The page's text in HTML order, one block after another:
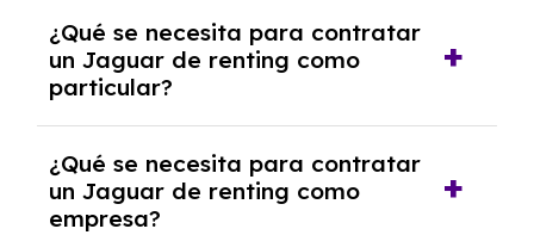
pero puede haber penalizaciones por
cancelación anticipada. Es importante revisar
las condiciones del contrato y hablar con un
experto que te asesore.
¿Qué se necesita para contratar
un Jaguar de renting como
particular?
y, en algunos casos, una consulta de solvencia
crediticia y un pago inicial.
¿Qué se necesita para contratar
un Jaguar de renting como
empresa?